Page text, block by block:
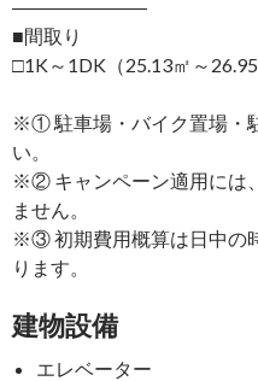
―――――――
■間取り
□1K～1DK（25.13㎡～26.95
※① 駐車場・バイク置場・
い。
※② キャンペーン適用には
ません。
※③ 初期費用概算は日中の
ります。
建物設備
エレベーター